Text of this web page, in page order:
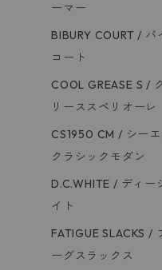
ーマー
BIBURY COURT / バ
コート
COOL GREASE S /
リーススペリオーレ
CS1950 CM / シー
クラシックモダン
D.C.WHITE / ディー
イト
FATIGUE SLACKS /
ーグスラックス